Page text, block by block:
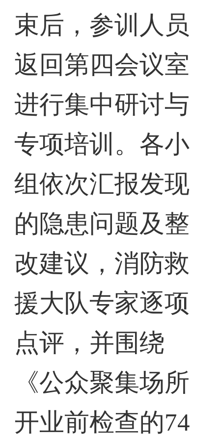
束后，参训人员
返回第四会议室
进行集中研讨与
专项培训。各小
组依次汇报发现
的隐患问题及整
改建议，消防救
援大队专家逐项
点评，并围绕
《公众聚集场所
开业前检查的74